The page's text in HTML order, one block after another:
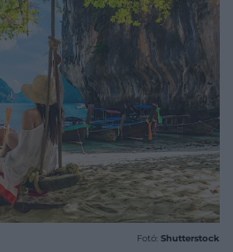
Fotó: Shutterstock